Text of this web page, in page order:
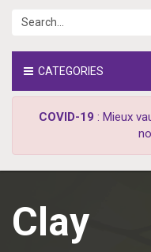
CATEGORIES
COVID-19 : Mieux
Clay